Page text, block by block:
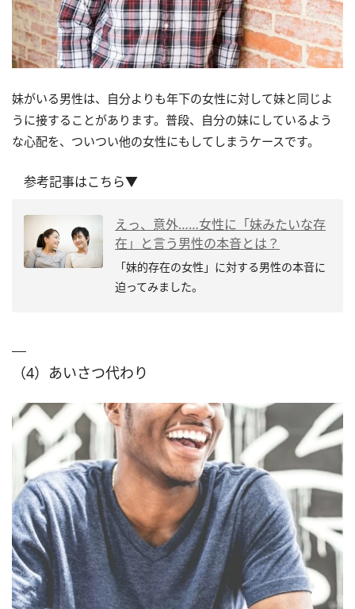
妹がいる男性は、自分よりも年下の女性に対して妹と同じよ
うに接することがあります。普段、自分の妹にしているよう
な心配を、ついつい他の女性にもしてしまうケースです。
参考記事はこちら▼
えっ、意外……女性に「妹みたいな存
在」と言う男性の本音とは？
「妹的存在の女性」に対する男性の本音に
迫ってみました。
（4）あいさつ代わり